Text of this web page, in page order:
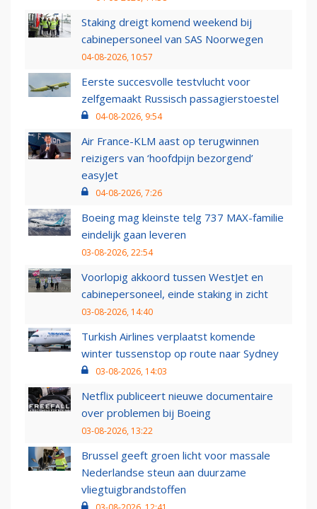
Staking dreigt komend weekend bij
cabinepersoneel van SAS Noorwegen
04-08-2026, 10:57
Eerste succesvolle testvlucht voor
zelfgemaakt Russisch passagierstoestel
04-08-2026, 9:54
Air France-KLM aast op terugwinnen
reizigers van ‘hoofdpijn bezorgend’
easyJet
04-08-2026, 7:26
Boeing mag kleinste telg 737 MAX-familie
eindelijk gaan leveren
03-08-2026, 22:54
Voorlopig akkoord tussen WestJet en
cabinepersoneel, einde staking in zicht
03-08-2026, 14:40
Turkish Airlines verplaatst komende
winter tussenstop op route naar Sydney
03-08-2026, 14:03
Netflix publiceert nieuwe documentaire
over problemen bij Boeing
03-08-2026, 13:22
Brussel geeft groen licht voor massale
Nederlandse steun aan duurzame
vliegtuigbrandstoffen